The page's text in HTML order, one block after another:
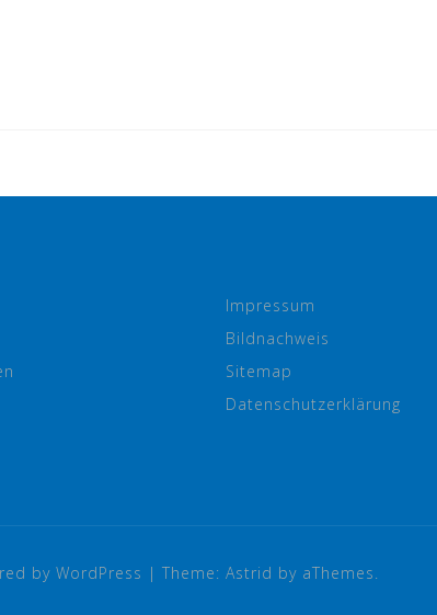
Impressum
Bildnachweis
Sitemap
Datenschutzerklärung
by WordPress | Theme: Astrid by aThemes.